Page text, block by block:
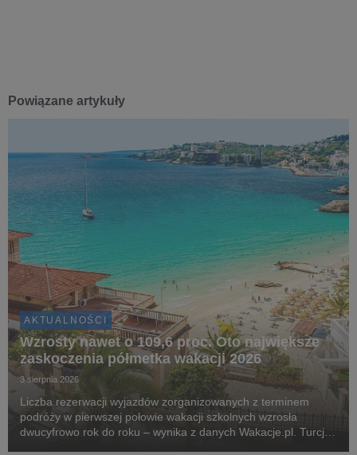
Powiązane artykuły
AKTUALNOŚCI
Wzrosty nawet o 109,6 proc. Oto największe
zaskoczenia półmetka wakacji 2026
3 sierpnia 2026
Liczba rezerwacji wyjazdów zorganizowanych z terminem
podróży w pierwszej połowie wakacji szkolnych wzrosła
dwucyfrowo rok do roku – wynika z danych Wakacje.pl. Turcja,